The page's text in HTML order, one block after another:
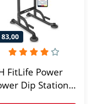
FitLife Power
Dip Station |